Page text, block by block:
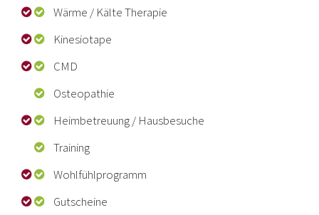
Kinesiotape
CMD
Osteopathie
Heimbetreuung
Training
Wohlfühlprogramm
Gutscheine